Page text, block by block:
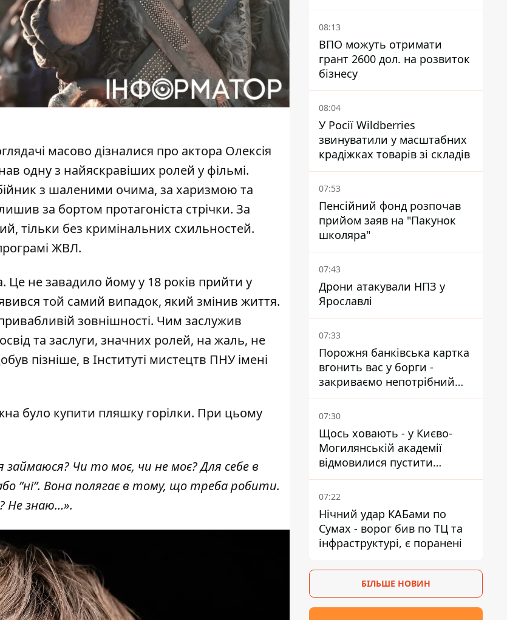
масово дізналися про актора Олексія
одну з найяскравіших ролей у фільмі.
з шаленими очима, за харизмою та
за бортом протагоніста стрічки. За
тільки без кримінальних схильностей.
ЖВЛ.
Це не завадило йому у 18 років прийти у
той самий випадок, який змінив життя.
зовнішності. Чим заслужив
та заслуги, значних ролей, на жаль, не
пізніше, в Інституті мистецтв ПНУ імені
було купити пляшку горілки. При цьому
Чи то моє, чи не моє? Для себе в
”ні”. Вона полягає в тому, що треба робити.
Не знаю…».
Виноградарі
08:13
ВПО можуть отримати
грант 2600 дол. на розвиток
бізнесу
08:04
У Росії Wildberries
звинуватили у масштабних
крадіжках товарів зі складів
07:53
Пенсійний фонд розпочав
прийом заяв на "Пакунок
школяра"
07:43
Дрони атакували НПЗ у
Ярославлі
07:33
Порожня банківська картка
вгонить вас у борги -
закриваємо непотрібний
рахунок правильно
07:30
Щось ховають - у Києво-
Могилянській академії
відмовилися пустити
комісію з охорони пам'яток
на територію
07:22
Нічний удар КАБами по
Сумах - ворог бив по ТЦ та
інфраструктурі, є поранені
БІЛЬШЕ НОВИН